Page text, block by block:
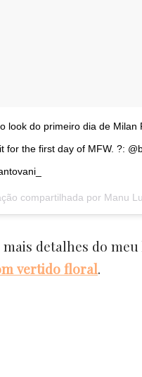
look do primeiro dia de Milan
for the first day of MFW. ?:
detalhes do meu
vertido floral.